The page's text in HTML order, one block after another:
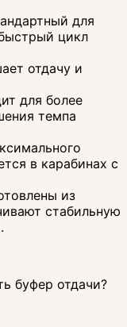
для
цикл
отдачу и
для более
темпа
в карабинах с
из
стабильную
буфер отдачи?